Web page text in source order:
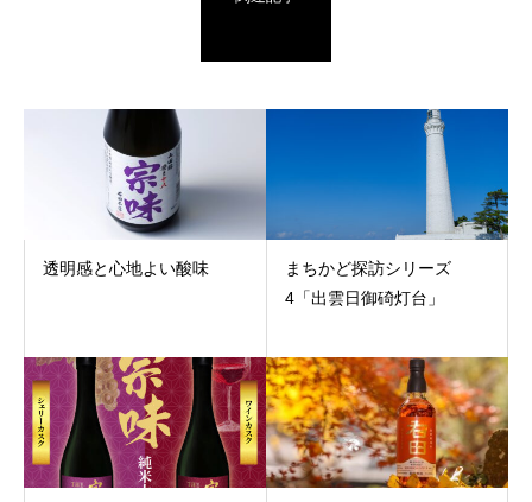
透明感と心地よい酸味
まちかど探訪シリーズ
4「出雲日御碕灯台」